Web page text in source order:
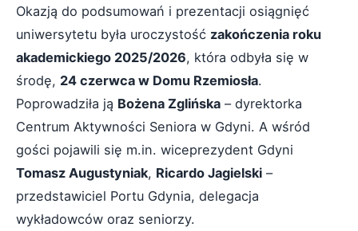
Okazją do podsumowań i prezentacji osiągnięć
uniwersytetu była uroczystość zakończenia roku
akademickiego 2025/2026, która odbyła się w
środę, 24 czerwca w Domu Rzemiosła.
Poprowadziła ją Bożena Zglińska – dyrektorka
Centrum Aktywności Seniora w Gdyni. A wśród
gości pojawili się m.in. wiceprezydent Gdyni
Tomasz Augustyniak, Ricardo Jagielski –
przedstawiciel Portu Gdynia, delegacja
wykładowców oraz seniorzy.